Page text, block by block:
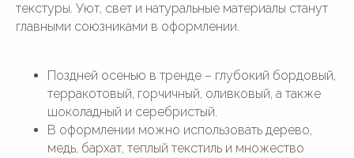
текстуры. Уют, свет и натуральные материалы станут
главными союзниками в оформлении.
Поздней осенью в тренде – глубокий бордовый,
терракотовый, горчичный, оливковый, а также
шоколадный и серебристый.
В оформлении можно использовать дерево,
медь, бархат, теплый текстиль и множество